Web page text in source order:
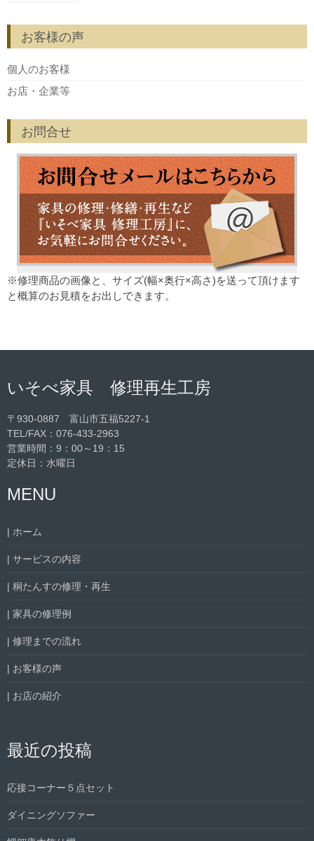
お客様の声
個人のお客様
お店・企業等
お問合せ
※修理商品の画像と、サイズ(幅×奥行×高さ)を送って頂けます
と概算のお見積をお出しできます。
いそべ家具 修理再生工房
〒930-0887 富山市五福5227-1
TEL/FAX： 076-433-2963
営業時間：9：00～19：15
定休日：水曜日
MENU
| ホーム
| サービスの内容
| 桐たんすの修理・再生
| 家具の修理例
| 修理までの流れ
| お客様の声
| お店の紹介
最近の投稿
応接コーナー５点セット
ダイニングソファー